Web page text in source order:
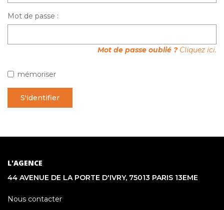
Mot de passe :
Mot de passe oublié ?Cliquez ici.
mémoriser
S'identifier
L'AGENCE
44 AVENUE DE LA PORTE D'IVRY, 75013 PARIS 13EME
Nous contacter